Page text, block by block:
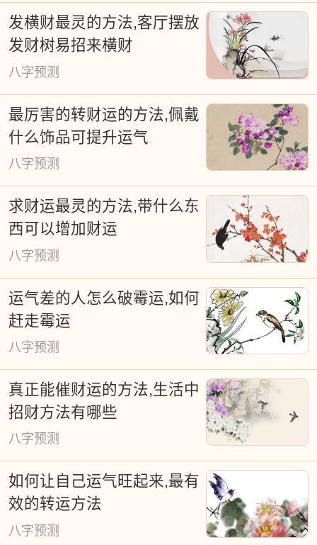
性化择日方案。本平台基于天体运行规律
研发的智能择日系统，为婚嫁、迁居、开
业等重要事项提供精准时空建议，既传承
古法精髓，又融入现代算法，持续提供免
费公共服务。
发横财最灵的方法,客厅摆放
发财树易招来横财
八字预测
最厉害的转财运的方法,佩戴
什么饰品可提升运气
八字预测
求财运最灵的方法,带什么东
西可以增加财运
八字预测
运气差的人怎么破霉运,如何
赶走霉运
八字预测
真正能催财运的方法,生活中
招财方法有哪些
八字预测
如何让自己运气旺起来,最有
效的转运方法
八字预测